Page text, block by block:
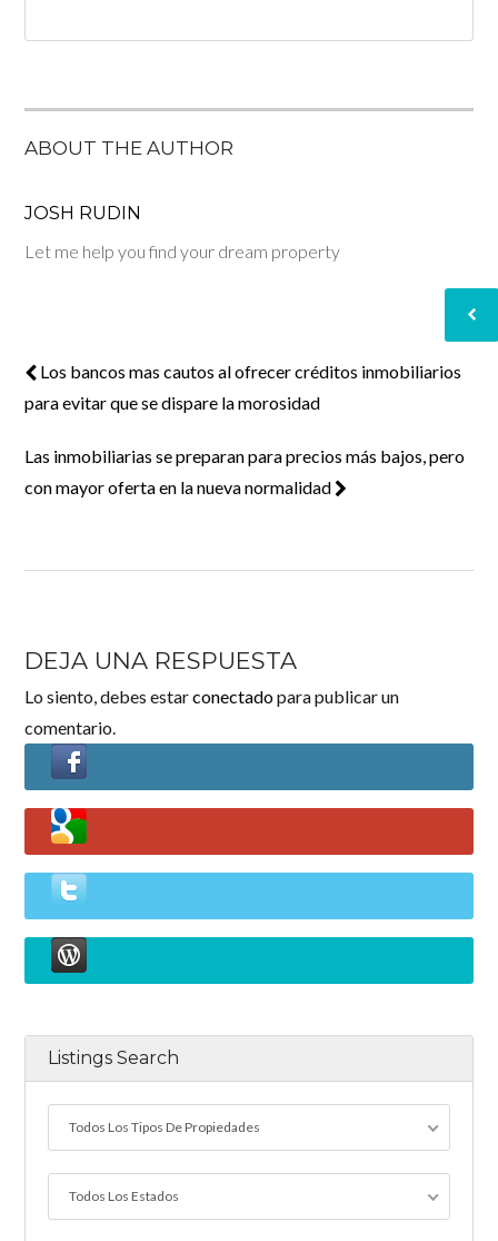
ABOUT THE AUTHOR
JOSH RUDIN
Let me help you find your dream property
Los bancos mas cautos al ofrecer créditos inmobiliarios
para evitar que se dispare la morosidad
Las inmobiliarias se preparan para precios más bajos, pero
con mayor oferta en la nueva normalidad
DEJA UNA RESPUESTA
Lo siento, debes estarconectadopara publicar un
comentario.
Listings Search
Todos Los Tipos De Propiedades
Todos Los Estados